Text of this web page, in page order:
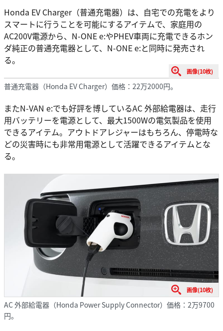
Honda EV Charger（普通充電器）は、自宅での充電をより
スマートに行うことを可能にするアイテムで、家庭用の
AC200V電源から、N-ONE e:やPHEV車両に充電できるホン
ダ純正の普通充電器として、N-ONE e:と同時に発売され
る。
画像(10枚)
普通充電器（Honda EV Charger）価格：22万2000円。
またN-VAN e:でも好評を博しているAC 外部給電器は、走行
用バッテリーを電源として、最大1500Wの電気製品を使用
できるアイテム。アウトドアレジャーはもちろん、停電時な
どの災害時にも非常用電源として活躍できるアイテムとな
る。
画像(10枚)
AC 外部給電器（Honda Power Supply Connector）価格：2万9700
円。